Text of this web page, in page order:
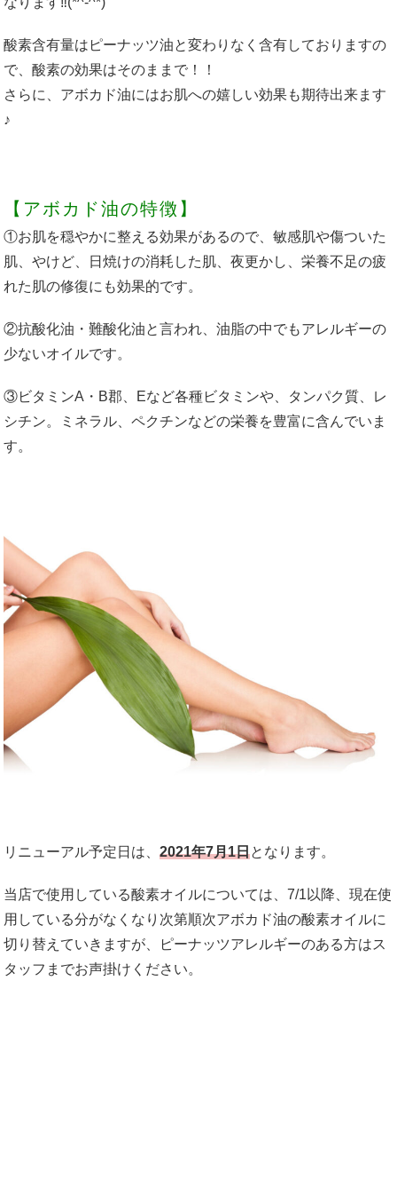
酸素含有量はピーナッツ油と変わりなく含有しておりますの
で、酸素の効果はそのままで！！
さらに、アボカド油にはお肌への嬉しい効果も期待出来ます
♪
【アボカド油の特徴】
①お肌を穏やかに整える効果があるので、敏感肌や傷ついた
肌、やけど、日焼けの消耗した肌、夜更かし、栄養不足の疲
れた肌の修復にも効果的です。
②抗酸化油・難酸化油と言われ、油脂の中でもアレルギーの
少ないオイルです。
③ビタミンA・B郡、Eなど各種ビタミンや、タンパク質、レ
シチン。ミネラル、ペクチンなどの栄養を豊富に含んでいま
す。
リニューアル予定日は、2021年7月1日となります。
当店で使用している酸素オイルについては、7/1以降、現在使
用している分がなくなり次第順次アボカド油の酸素オイルに
切り替えていきますが、ピーナッツアレルギーのある方はス
タッフまでお声掛けください。